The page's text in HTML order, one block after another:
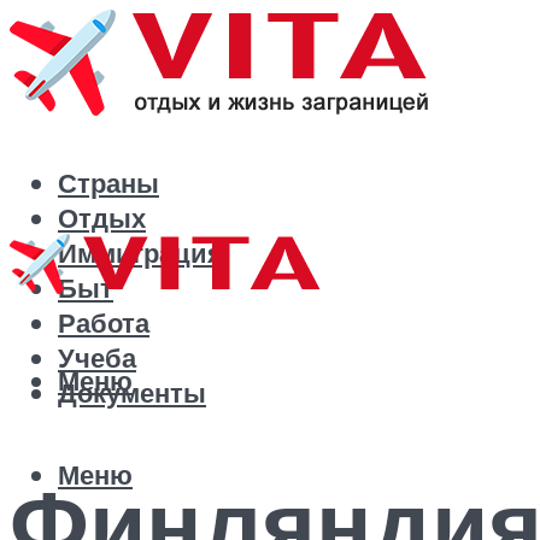
Страны
Отдых
Иммиграция
Быт
Работа
Учеба
Документы
Меню
Меню